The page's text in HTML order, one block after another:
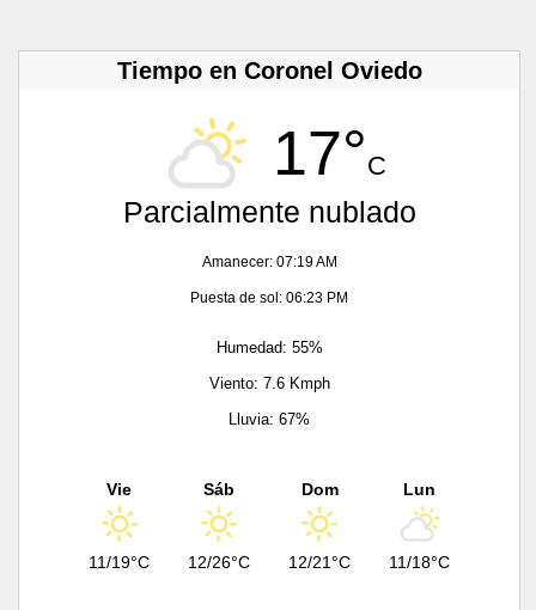
Tiempo en Coronel Oviedo
17°C
Parcialmente nublado
Amanecer: 07:19 AM
Puesta de sol: 06:23 PM
Humedad: 55%
Viento: 7.6 Kmph
Lluvia: 67%
Vie
11/19°C
Sáb
12/26°C
Dom
12/21°C
Lun
11/18°C